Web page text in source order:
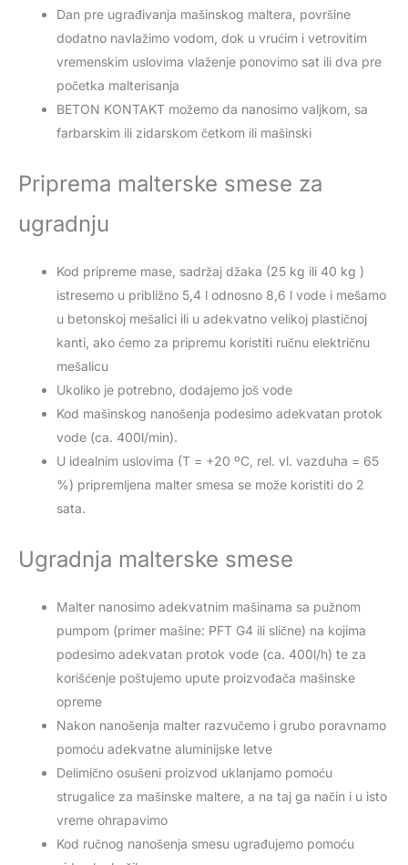
Dan pre ugrađivanja mašinskog maltera, površine
dodatno navlažimo vodom, dok u vrućim i vetrovitim
vremenskim uslovima vlaženje ponovimo sat ili dva pre
početka malterisanja
BETON KONTAKT možemo da nanosimo valjkom, sa
farbarskim ili zidarskom četkom ili mašinski
Priprema malterske smese za
ugradnju
Kod pripreme mase, sadržaj džaka (25 kg ili 40 kg )
istresemo u približno 5,4 l odnosno 8,6 l vode i mešamo
u betonskoj mešalici ili u adekvatno velikoj plastičnoj
kanti, ako ćemo za pripremu koristiti ručnu električnu
mešalicu
Ukoliko je potrebno, dodajemo još vode
Kod mašinskog nanošenja podesimo adekvatan protok
vode (ca. 400l/min).
U idealnim uslovima (T = +20 ºC, rel. vl. vazduha = 65
%) pripremljena malter smesa se može koristiti do 2
sata.
Ugradnja malterske smese
Malter nanosimo adekvatnim mašinama sa pužnom
pumpom (primer mašine: PFT G4 ili slične) na kojima
podesimo adekvatan protok vode (ca. 400l/h) te za
korišćenje poštujemo upute proizvođača mašinske
opreme
Nakon nanošenja malter razvučemo i grubo poravnamo
pomoću adekvatne aluminijske letve
Delimično osušeni proizvod uklanjamo pomoću
strugalice za mašinske maltere, a na taj ga način i u isto
vreme ohrapavimo
Kod ručnog nanošenja smesu ugrađujemo pomoću